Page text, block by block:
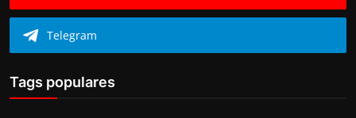
Telegram
Tags populares